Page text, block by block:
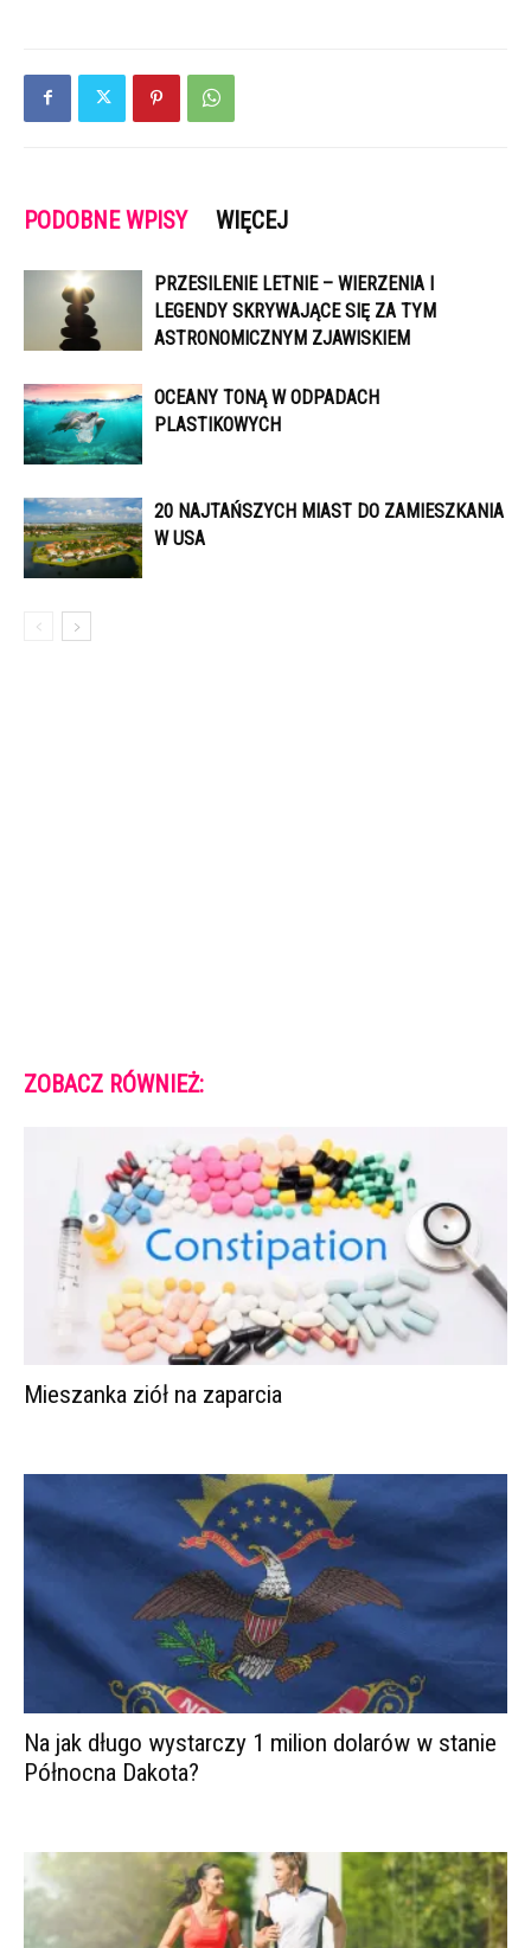
PODOBNE WPISY WIĘCEJ
PRZESILENIE LETNIE – WIERZENIA I
LEGENDY SKRYWAJĄCE SIĘ ZA TYM
ASTRONOMICZNYM ZJAWISKIEM
OCEANY TONĄ W ODPADACH
PLASTIKOWYCH
20 NAJTAŃSZYCH MIAST DO ZAMIESZKANIA
W USA
ZOBACZ RÓWNIEŻ:
Mieszanka ziół na zaparcia
Na jak długo wystarczy 1 milion dolarów w stanie
Północna Dakota?